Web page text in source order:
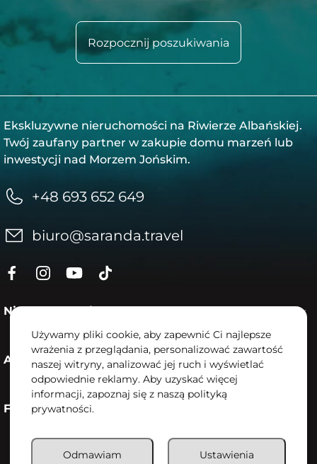
Rozpocznij poszukiwania
Ekskluzywne nieruchomości na Riwierze Albańskiej.
Twój zaufany partner w zakupie domu marzeń lub
inwestycji nad Morzem Jońskim.
+48 693 652 649
biuro@saranda.travel
Nieruchomości
Aktualności
Firma
Używamy pliki cookie, aby zapewnić Ci najlepsze
wrażenia z przeglądania, personalizować zawartość
naszej witryny, analizować jej ruch i wyświetlać
odpowiednie reklamy. Aby uzyskać więcej
informacji, zapoznaj się z naszą polityką
prywatności.
Ustawienia
Odmawiam